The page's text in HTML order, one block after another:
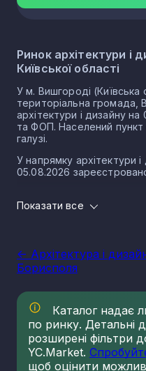
Ринок архітектури і
Київської області
У м. Вишгороді
територіальна громада,
архітектури і дизайну
та ФОП. Населений
галузі.
У напрямку архітектури
05.08.2026
28 ФОП
напрямком
Виторг компаній у
Архітектура і дизайн в
важливих для
Такі послуги прямо
та добробуту громадян.
дизайнерів та
популярності на
Показати все
<- Архітектура і
Борисполя
Каталог надає
по ринку. Детальні
розширені фільтри
YC.Market.
щоб оцінити